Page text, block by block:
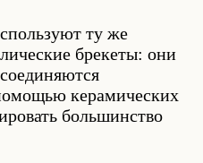
ту же
брекеты: они
керамических
большинство